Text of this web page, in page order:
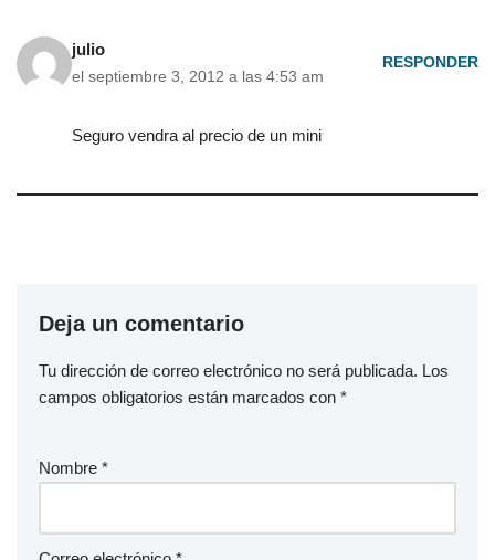
julio
el septiembre 3, 2012 a las 4:53 am
RESPONDER
Seguro vendra al precio de un mini
Deja un comentario
Tu dirección de correo electrónico no será publicada. Los
campos obligatorios están marcados con *
Nombre *